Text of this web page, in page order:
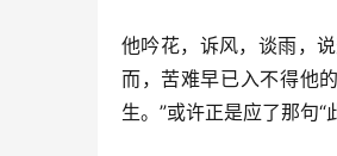
他吟花，诉风，谈雨，
而，苦难早已入不得他
生。”或许正是应了那句